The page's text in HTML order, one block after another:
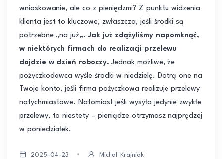
wnioskowanie, ale co z pieniędzmi? Z punktu widzenia
klienta jest to kluczowe, zwłaszcza, jeśli środki są
potrzebne „na już„. Jak już zdążyliśmy napomknąć,
w niektórych firmach do realizacji przelewu
dojdzie w dzień roboczy. Jednak możliwe, że
pożyczkodawca wyśle środki w niedzielę. Dotrą one na
Twoje konto, jeśli firma pożyczkowa realizuje przelewy
natychmiastowe. Natomiast jeśli wysyła jedynie zwykłe
przelewy, to niestety – pieniądze otrzymasz najprędzej
w poniedziałek.
2025-04-23 Michał Krajniak